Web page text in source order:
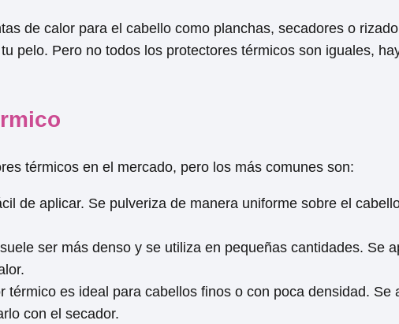
de calor para el cabello como planchas, secadores o
pelo. Pero no todos los protectores térmicos son iguales,
térmicos en el mercado, pero los más comunes son:
de aplicar. Se pulveriza de manera uniforme sobre el
ser más denso y se utiliza en pequeñas cantidades. Se
térmico es ideal para cabellos finos o con poca densidad. Se
con el secador.